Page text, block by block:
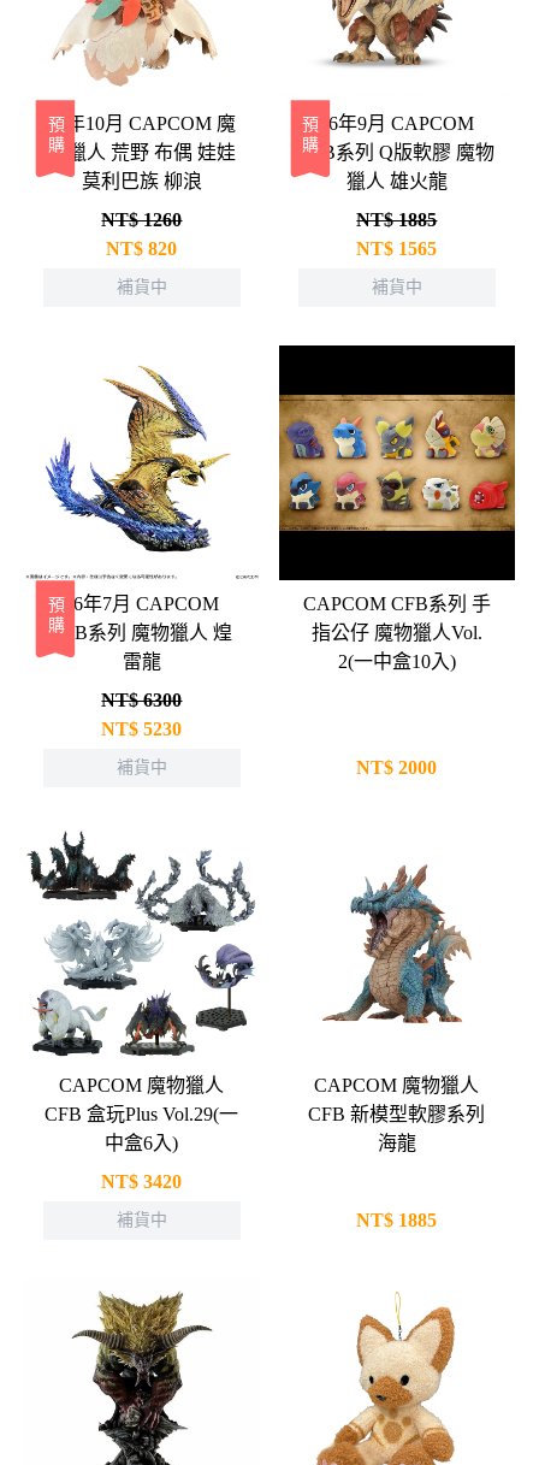
預購
26年10月 CAPCOM 魔
物獵人 荒野 布偶 娃娃
莫利巴族 柳浪
NT$ 1260
NT$ 820
補貨中
預購 26年9月 CAPCOM
CFB系列 Q版軟膠 魔物
獵人 雄火龍
NT$ 1885
NT$ 1565
補貨中
預購26年7月 CAPCOM
CFB系列 魔物獵人 煌
雷龍
NT$ 6300
NT$ 5230
補貨中
CAPCOM CFB系列 手
指公仔 魔物獵人Vol.
2(一中盒10入)
NT$ 2000
CAPCOM 魔物獵人
CFB 盒玩Plus Vol.29(一
中盒6入)
NT$ 3420
補貨中
CAPCOM 魔物獵人
CFB 新模型軟膠系列
海龍
NT$ 1885